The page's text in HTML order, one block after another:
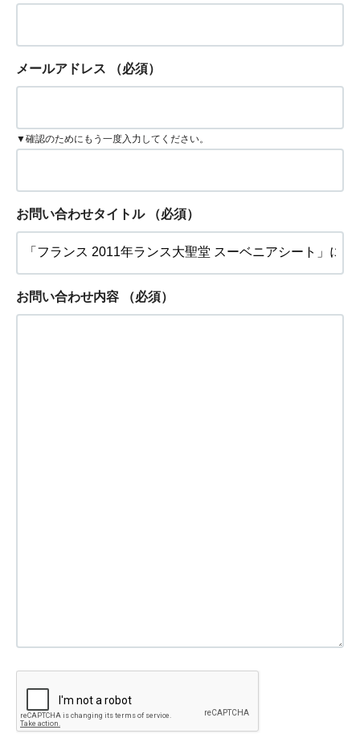
メールアドレス （必須）
▼確認のためにもう一度入力してください。
お問い合わせタイトル （必須）
お問い合わせ内容 （必須）